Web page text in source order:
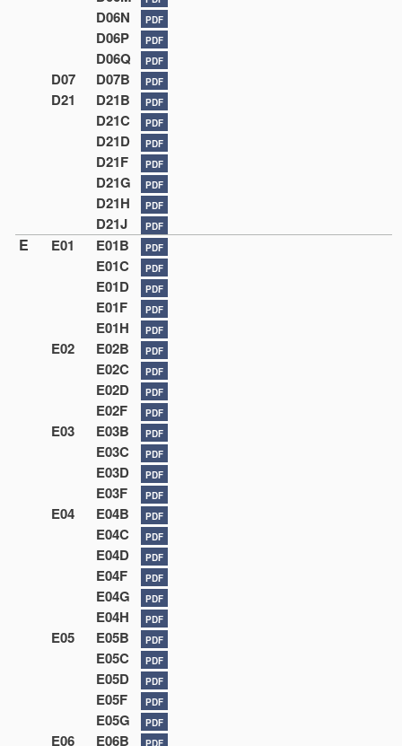
D06N PDF
D06P PDF
D06Q PDF
D07 D07B PDF
D21 D21B PDF
D21C PDF
D21D PDF
D21F PDF
D21G PDF
D21H PDF
D21J PDF
E E01 E01B PDF
E01C PDF
E01D PDF
E01F PDF
E01H PDF
E02 E02B PDF
E02C PDF
E02D PDF
E02F PDF
E03 E03B PDF
E03C PDF
E03D PDF
E03F PDF
E04 E04B PDF
E04C PDF
E04D PDF
E04F PDF
E04G PDF
E04H PDF
E05 E05B PDF
E05C PDF
E05D PDF
E05F PDF
E05G PDF
E06 E06B PDF